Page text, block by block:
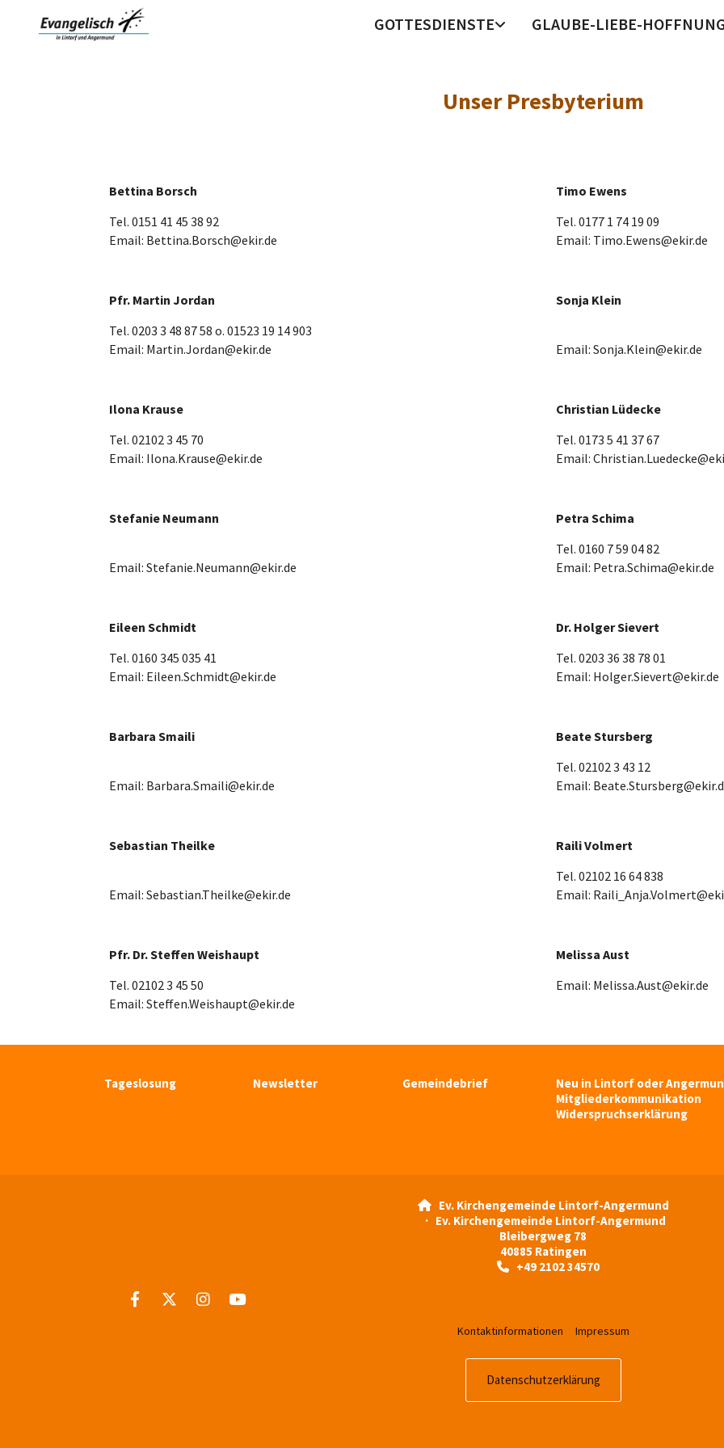
GOTTESDIENSTE GLAUBE-LIEBE-
Unser Presbyterium
Bettina Borsch
Tel. 0151 41 45 38 92
Email: Bettina.Borsch@ekir.de
Timo Ewens
Tel. 0177 1 74 19 09
Email: Timo.Ewens@ekir.de
Pfr. Martin Jordan
Tel. 0203 3 48 87 58 o. 01523 19 14 903
Email: Martin.Jordan@ekir.de
Sonja Klein
Email: Sonja.Klein@ekir.de
Ilona Krause
Tel. 02102 3 45 70
Email: Ilona.Krause@ekir.de
Christian Lüdecke
Tel. 0173 5 41 37 67
Email:
Stefanie Neumann
Email: Stefanie.Neumann@ekir.de
Petra Schima
Tel. 0160 7 59 04 82
Email: Petra.Schima@ekir.de
Eileen Schmidt
Tel. 0160 345 035 41
Email: Eileen.Schmidt@ekir.de
Dr. Holger Sievert
Tel. 0203 36 38 78 01
Email: Holger.Sievert@ekir.de
Barbara Smaili
Email: Barbara.Smaili@ekir.de
Beate Stursberg
Tel. 02102 3 43 12
Email:
Sebastian Theilke
Email: Sebastian.Theilke@ekir.de
Raili Volmert
Tel. 02102 16 64 838
Email:
Pfr. Dr. Steffen Weishaupt
Tel. 02102 3 45 50
Email: Steffen.Weishaupt@ekir.de
Melissa Aust
Email: Melissa.Aust@ekir.de
Tageslosung Newsletter Gemeindebrief
Neu in Lintorf oder
Mitgliederkommunikation
Widerspruchserklärung
Ev. Kirchengemeinde Lintorf-Angermund
· Ev. Kirchengemeinde Lintorf-Angermund
Bleibergweg 78
40885 Ratingen
+49 2102 34570
Kontaktinformationen Impressum
Datenschutzerklärung